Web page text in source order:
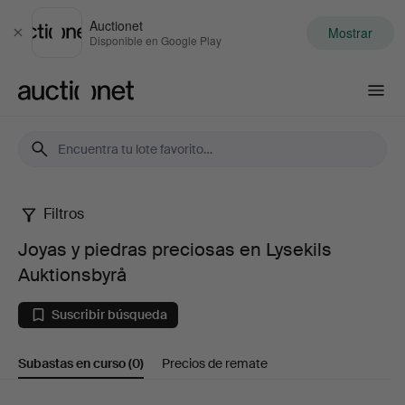
Cerrar
Auctionet
Disponible en Google Play Mostrar
Joyas
piedras
preciosas
Filtros
Joyas y piedras preciosas en Lysekils
Auktionsbyrå
Suscribir búsqueda
Subastas en curso(0) Precios de remate